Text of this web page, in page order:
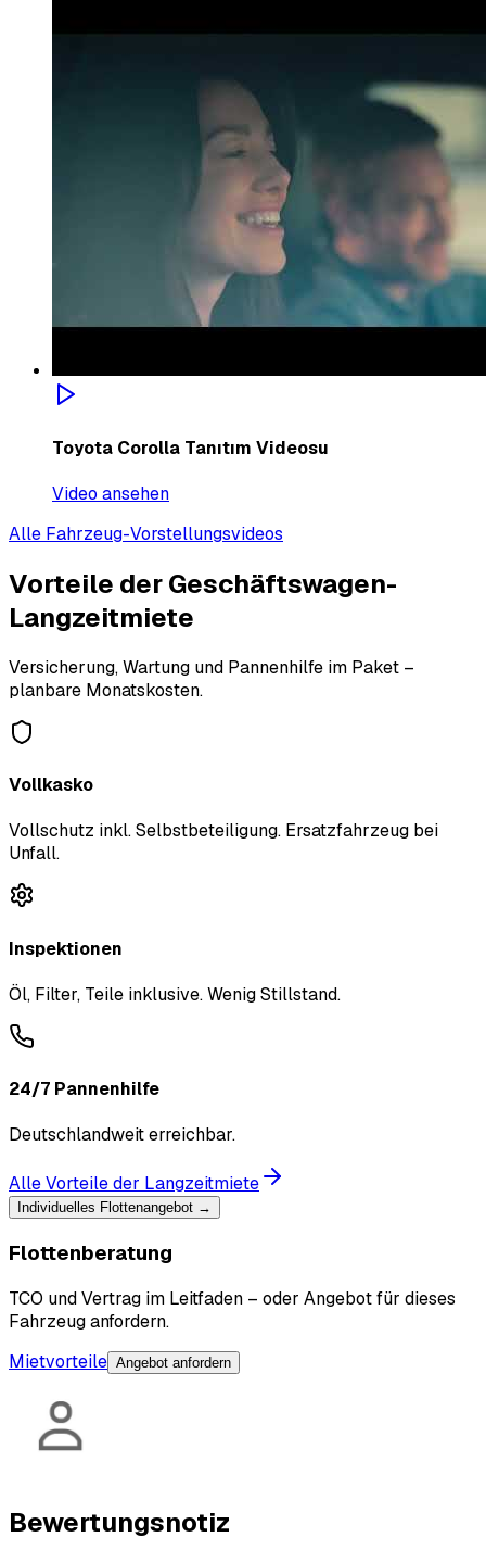
Toyota Corolla Tanıtım Videosu
Video ansehen
Alle Fahrzeug-Vorstellungsvideos
Vorteile der Geschäftswagen-
Langzeitmiete
Versicherung, Wartung und Pannenhilfe im Paket –
planbare Monatskosten.
Vollkasko
Vollschutz inkl. Selbstbeteiligung. Ersatzfahrzeug bei
Unfall.
Inspektionen
Öl, Filter, Teile inklusive. Wenig Stillstand.
24/7 Pannenhilfe
Deutschlandweit erreichbar.
Alle Vorteile der Langzeitmiete
Individuelles Flottenangebot →
Flottenberatung
TCO und Vertrag im Leitfaden – oder Angebot für dieses
Fahrzeug anfordern.
Mietvorteile Angebot anfordern
Bewertungsnotiz